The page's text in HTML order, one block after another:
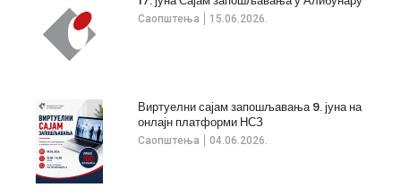
Саопштења 15.06.2026.
Саопштења 04.06.2026.
Виртуелни сајам запошљавања 9. јуна на
онлајн платформи НСЗ